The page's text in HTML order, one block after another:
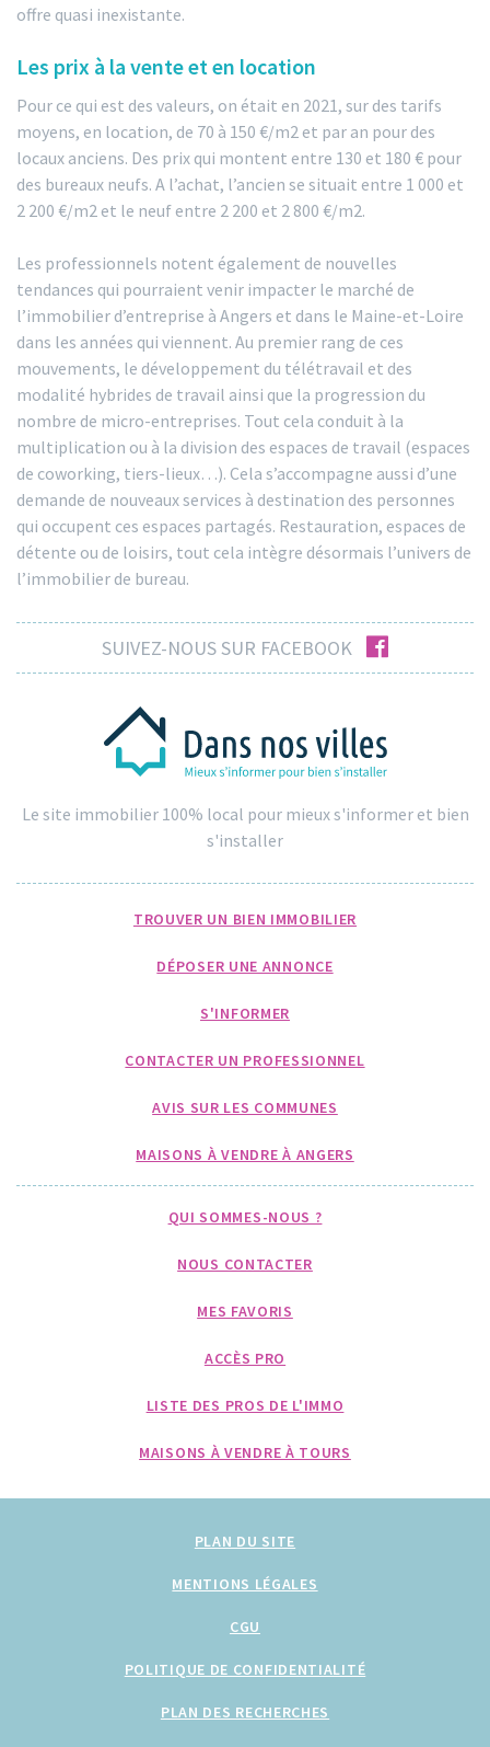
offre quasi inexistante.
Les prix à la vente et en location
Pour ce qui est des valeurs, on était en 2021, sur des tarifs
moyens, en location, de 70 à 150 €/m2 et par an pour des
locaux anciens. Des prix qui montent entre 130 et 180 € pour
des bureaux neufs. A l’achat, l’ancien se situait entre 1 000 et
2 200 €/m2 et le neuf entre 2 200 et 2 800 €/m2.
Les professionnels notent également de nouvelles
tendances qui pourraient venir impacter le marché de
l’immobilier d’entreprise à Angers et dans le Maine-et-Loire
dans les années qui viennent. Au premier rang de ces
mouvements, le développement du télétravail et des
modalité hybrides de travail ainsi que la progression du
nombre de micro-entreprises. Tout cela conduit à la
multiplication ou à la division des espaces de travail (espaces
de coworking, tiers-lieux…). Cela s’accompagne aussi d’une
demande de nouveaux services à destination des personnes
qui occupent ces espaces partagés. Restauration, espaces de
détente ou de loisirs, tout cela intègre désormais l’univers de
l’immobilier de bureau.
SUIVEZ-NOUS SUR FACEBOOK facebook
Le site immobilier 100% local pour mieux s'informer et bien
s'installer
TROUVER UN BIEN IMMOBILIER
DÉPOSER UNE ANNONCE
S'INFORMER
CONTACTER UN PROFESSIONNEL
AVIS SUR LES COMMUNES
MAISONS À VENDRE À ANGERS
QUI SOMMES-NOUS ?
NOUS CONTACTER
MES FAVORIS
ACCÈS PRO
LISTE DES PROS DE L'IMMO
MAISONS À VENDRE À TOURS
PLAN DU SITE
MENTIONS LÉGALES
CGU
POLITIQUE DE CONFIDENTIALITÉ
PLAN DES RECHERCHES